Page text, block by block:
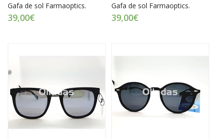
Gafa de sol Farmaoptics.
39,00€
Gafa de sol Farmaoptics.
39,00€